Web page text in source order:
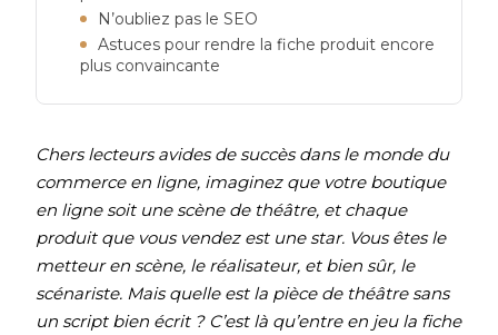
N’oubliez pas le SEO
Astuces pour rendre la fiche produit encore
plus convaincante
Chers lecteurs avides de succès dans le monde du
commerce en ligne, imaginez que votre boutique
en ligne soit une scène de théâtre, et chaque
produit que vous vendez est une star. Vous êtes le
metteur en scène, le réalisateur, et bien sûr, le
scénariste. Mais quelle est la pièce de théâtre sans
un script bien écrit ? C’est là qu’entre en jeu la fiche